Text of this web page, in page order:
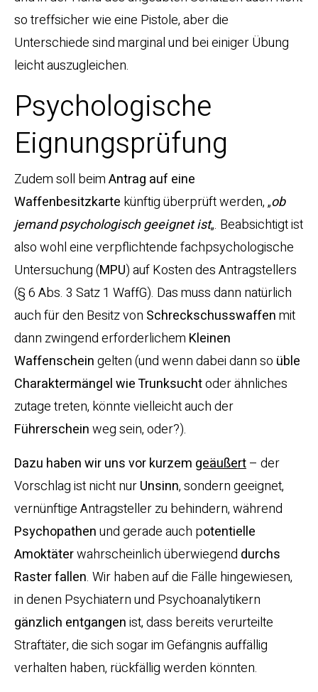
so treffsicher wie eine Pistole, aber die
Unterschiede sind marginal und bei einiger Übung
leicht auszugleichen.
Psychologische
Eignungsprüfung
Zudem soll beimAntrag auf eine
Waffenbesitzkarte künftig überprüft werden, „ob
jemand psychologisch geeignet ist„. Beabsichtigt ist
also wohl eine verpflichtende fachpsychologische
Untersuchung (MPU) auf Kosten des Antragstellers
(§ 6 Abs. 3 Satz 1 WaffG). Das muss dann natürlich
auch für den Besitz von Schreckschusswaffenmit
dann zwingend erforderlichem Kleinen
Waffenscheingelten (und wenn dabei dann so üble
Charaktermängel wie Trunksuchtoder ähnliches
zutage treten, könnte vielleicht auch der
Führerscheinweg sein, oder?).
Dazu haben wir uns vor kurzem geäußert– der
Vorschlag ist nicht nurUnsinn, sondern geeignet,
vernünftige Antragsteller zu behindern, während
Psychopathenund gerade auch potentielle
Amoktäterwahrscheinlich überwiegend durchs
Raster fallen. Wir haben auf die Fälle hingewiesen,
in denen Psychiatern und Psychoanalytikern
gänzlich entgangenist, dass bereits verurteilte
Straftäter, die sich sogar im Gefängnis auffällig
verhalten haben, rückfällig werden könnten.